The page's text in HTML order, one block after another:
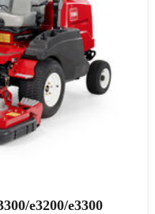
e3200/e3300